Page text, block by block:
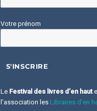
Votre prénom
Le Festival des livres d’en haut
l’association les Libraires d'en